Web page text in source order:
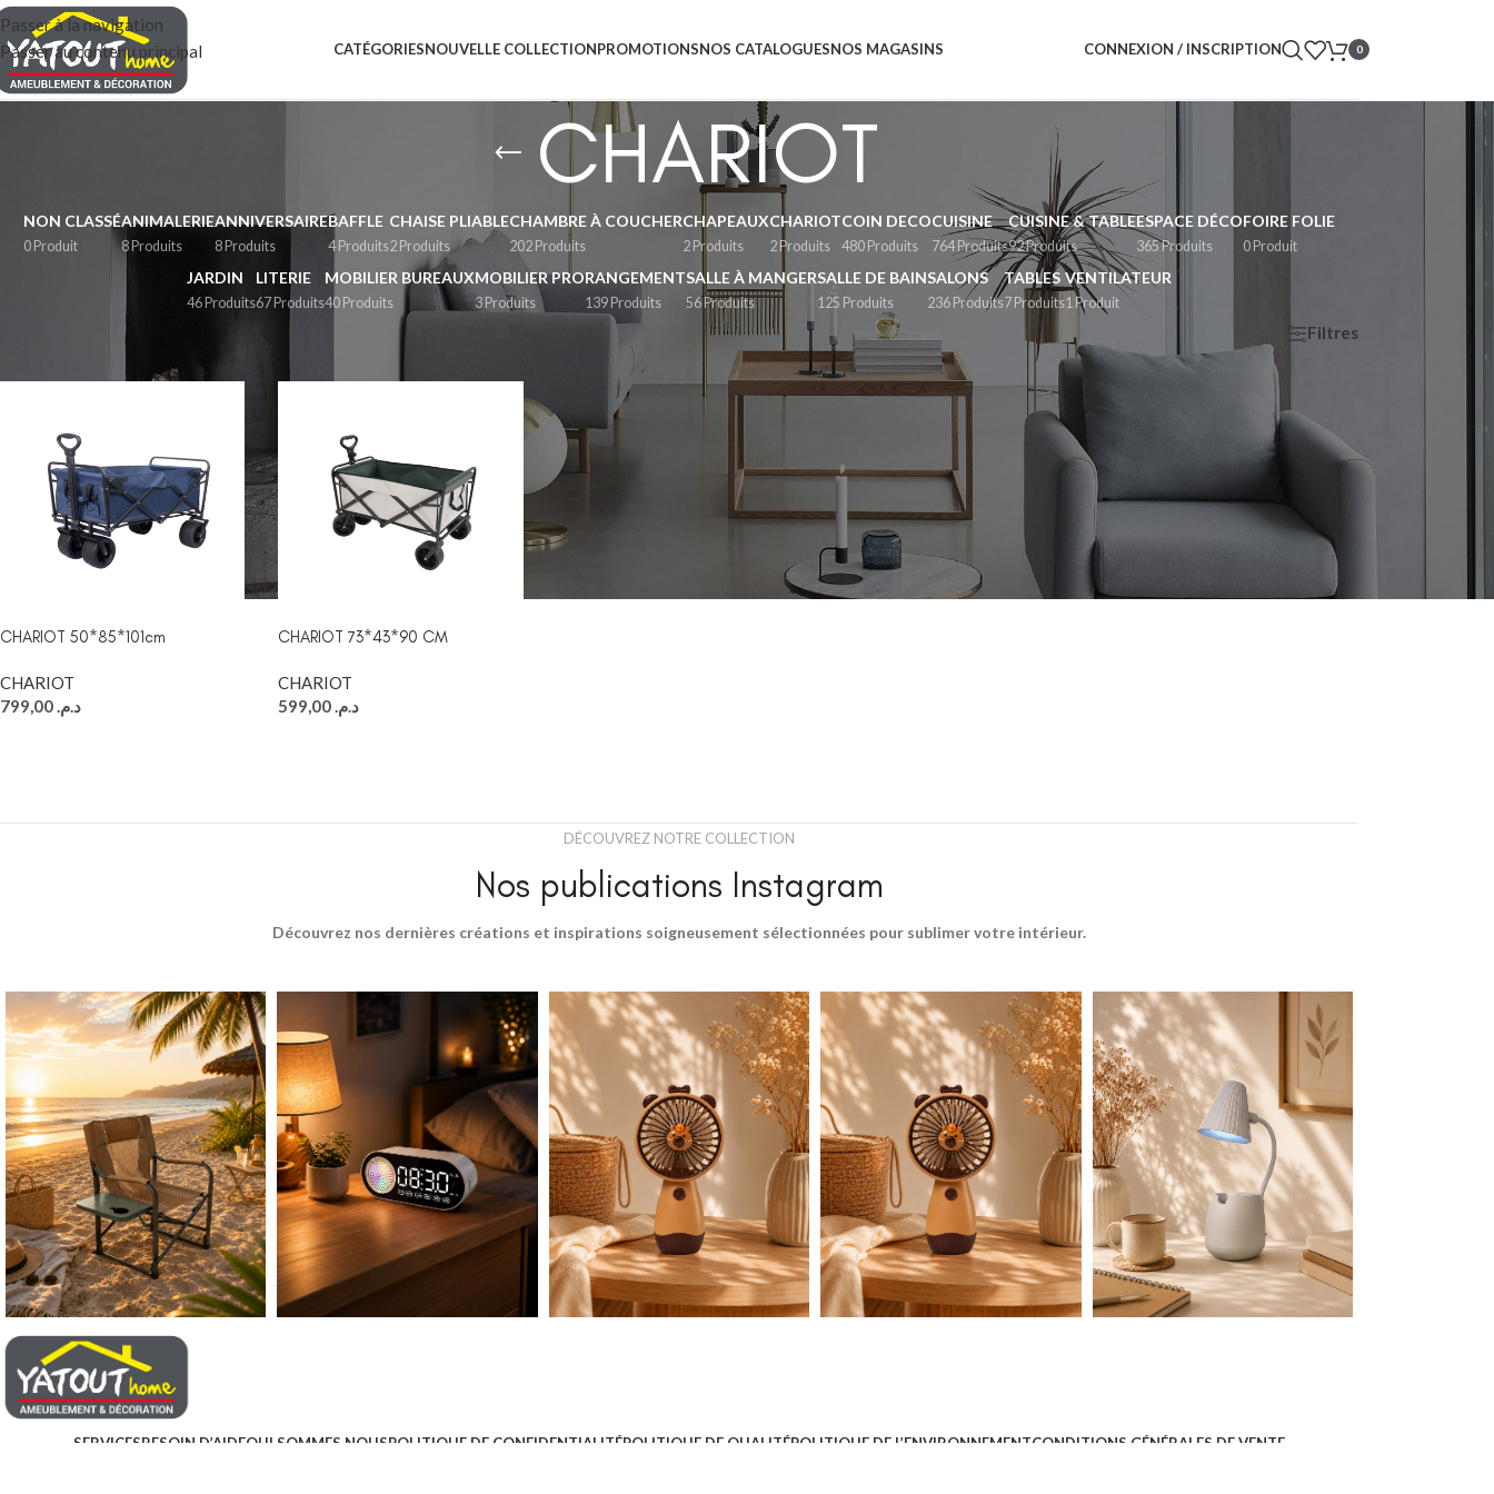
Passer à la navigation
Passer au contenu principal
CATÉGORIES
CHAMBRE À COUCHER ADULTE
Commodes et chiffonniers
Armoires
Packs chambre à Coucher
Commodes et chiffonniers
Armoires
Bibliothèques
Bureaux et chaises
Chevets
CHAMBRE À COUCHER BÉBÉ
Lits bébé
NOUVELLE COLLECTIONPROMOTIONSNOS CATALOGUESNOS MAGASINS CONNEXION / INSCRIPTION 0
CHARIOT
NON CLASSÉ
0 Produit
ANIMALERIE
8 Produits
ANNIVERSAIRE
8 Produits
BAFFLE
4 Produits
CHAISE PLIABLE
2 Produits
CHAMBRE À COUCHER
202 Produits
CHAPEAUX
2 Produits
CHARIOT
2 Produits
COIN DECO
480 Produits
CUISINE
764 Produits
CUISINE & TABLE
92 Produits
ESPACE DÉCO
365 Produits
FOIRE FOLIE
0 Produit
JARDIN
46 Produits
LITERIE
67 Produits
MOBILIER BUREAUX
40 Produits
MOBILIER PRO
3 Produits
RANGEMENT
139 Produits
SALLE À MANGER
56 Produits
SALLE DE BAIN
125 Produits
SALONS
236 Produits
TABLES
7 Produits
VENTILATEUR
1 Produit
CHARIOT 9 12 Filtres
CHARIOT 50*85*101cm
CHARIOT
د.م.
CHARIOT 73*43*90 CM
CHARIOT
د.م.599,00
DÉCOUVREZ NOTRE COLLECTION
Nos publications Instagram
Découvrez nos dernières créations et inspirations soigneusement sélectionnées pour sublimer votre intérieur.
SERVICESBESOIN D’AIDEQUI SOMMES NOUSPOLITIQUE DE CONFIDENTIALITÉPOLITIQUE DE QUALITÉPOLITIQUE DE L’ENVIRONNEMENTCONDITIONS GÉNÉRALES DE VENTE